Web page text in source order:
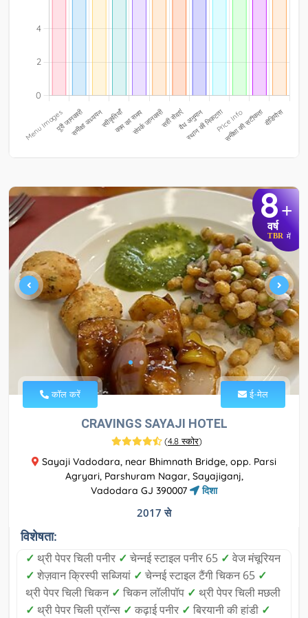
8+
वर्ष
TBR में
कॉल करें ई-मेल
CRAVINGS SAYAJI HOTEL
(4.8 स्कोर)
Sayaji Vadodara, near Bhimnath Bridge, opp. Parsi
Agryari, Parshuram Nagar, Sayajiganj,
Vadodara GJ 390007
दिशा
2017 से
विशेषता:
✓ थ्री पेपर चिली पनीर ✓ चेन्नई स्टाइल पनीर 65 ✓ वेज मंचूरियन
✓ शेज़वान क्रिस्पी सब्जियां ✓ चेन्नई स्टाइल टैंगी चिकन 65 ✓
थ्री पेपर चिली चिकन ✓ चिकन लॉलीपॉप ✓ थ्री पेपर चिली मछली
✓ थ्री पेपर चिली प्रॉन्स ✓ कढ़ाई पनीर ✓ बिरयानी की हांडी ✓